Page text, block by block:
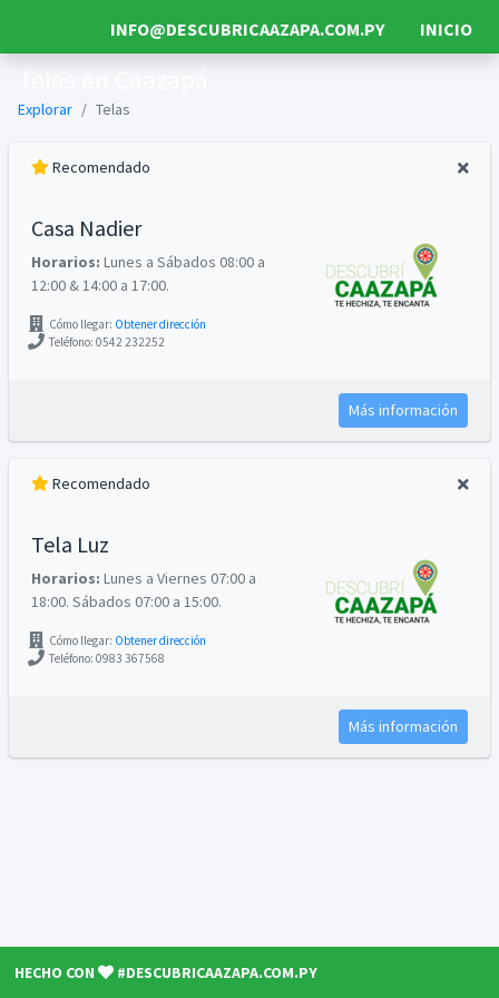
INFO@DESCUBRICAAZAPA.COM.PY INICIO
Explorar Telas
Recomendado
Casa Nadier
Horarios: Lunes a Sábados 08:00 a
12:00 & 14:00 a 17:00.
Cómo llegar: Obtener dirección
Teléfono: 0542 232252
Más información
Recomendado
Tela Luz
Horarios: Lunes a Viernes 07:00 a
18:00. Sábados 07:00 a 15:00.
Cómo llegar: Obtener dirección
Teléfono: 0983 367568
Más información
HECHO CON #DESCUBRICAAZAPA.COM.PY